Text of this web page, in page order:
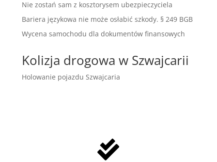
Nie zostań sam z kosztorysem ubezpieczyciela
Bariera językowa nie może osłabić szkody. § 249 BGB
Wycena samochodu dla dokumentów finansowych
Kolizja drogowa w Szwajcarii
Holowanie pojazdu Szwajcaria
